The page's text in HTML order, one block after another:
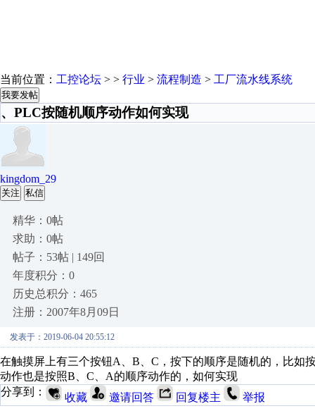
当前位置： 工控论坛 > > 行业 > 流程制造 > 工厂流水线系统
我要发帖
、PLC按随机顺序动作如何实现
kingdom_29
关注 私信
精华：0帖
求助：0帖
帖子：53帖 | 149回
年度积分：0
历史总积分：465
注册：2007年8月09日
发表于：2019-06-04 20:55:12
在触摸屏上有三个按钮A、B、C，按下的顺序是随机的，比如
动作也是按照B、C、A的顺序动作的，如何实现
分享到：
收藏 邀请回答 回复楼主 举报